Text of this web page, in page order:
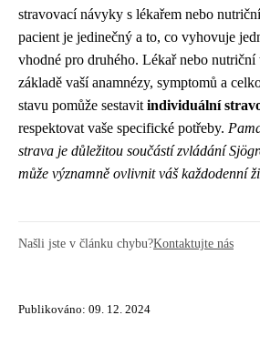
stravovací návyky s lékařem nebo
pacient je jedinečný a to, co vyhovuje
vhodné pro druhého. Lékař nebo nutriční
základě vaší anamnézy, symptomů a
stavu pomůže sestavit individuální
respektovat vaše specifické potřeby.
strava je důležitou součástí zvládání
může významně ovlivnit váš každodenní
Našli jste v článku chybu?Kontaktujte nás
Publikováno: 09. 12. 2024